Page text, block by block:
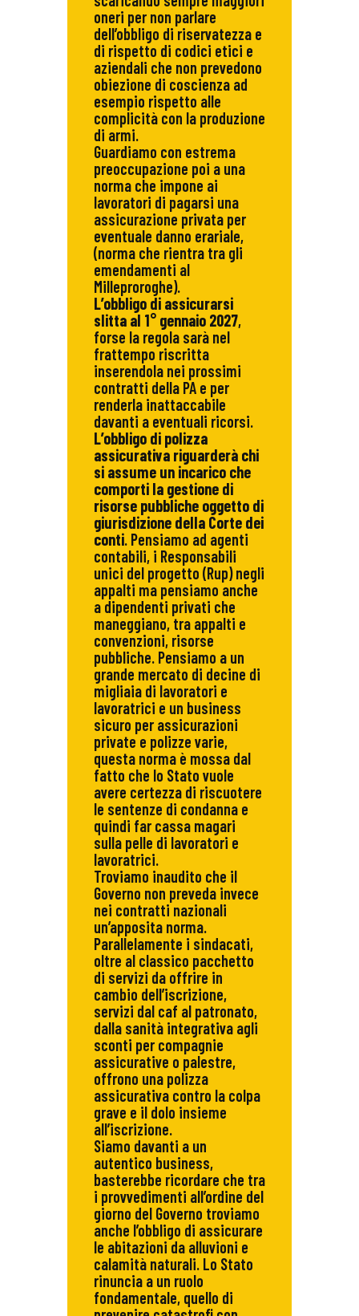
oneri per non parlare
dell’obbligo di riservatezza e
di rispetto di codici etici e
aziendali che non prevedono
obiezione di coscienza ad
esempio rispetto alle
complicità con la produzione
di armi.
Guardiamo con estrema
preoccupazione poi a una
norma che impone ai
lavoratori di pagarsi una
assicurazione privata per
eventuale danno erariale,
(norma che rientra tra gli
emendamenti al
Milleproroghe).
L’obbligo di assicurarsi
slitta al 1° gennaio 2027,
forse la regola sarà nel
frattempo riscritta
inserendola nei prossimi
contratti della PA e per
renderla inattaccabile
davanti a eventuali ricorsi.
L’obbligo di polizza
assicurativa riguarderà chi
si assume un incarico che
comporti la gestione di
risorse pubbliche oggetto di
giurisdizione della Corte dei
conti. Pensiamo ad agenti
contabili, i Responsabili
unici del progetto (Rup) negli
appalti ma pensiamo anche
a dipendenti privati che
maneggiano, tra appalti e
convenzioni, risorse
pubbliche. Pensiamo a un
grande mercato di decine di
migliaia di lavoratori e
lavoratrici e un business
sicuro per assicurazioni
private e polizze varie,
questa norma è mossa dal
fatto che lo Stato vuole
avere certezza di riscuotere
le sentenze di condanna e
quindi far cassa magari
sulla pelle di lavoratori e
lavoratrici.
Troviamo inaudito che il
Governo non preveda invece
nei contratti nazionali
un’apposita norma.
Parallelamente i sindacati,
oltre al classico pacchetto
di servizi da offrire in
cambio dell’iscrizione,
servizi dal caf al patronato,
dalla sanità integrativa agli
sconti per compagnie
assicurative o palestre,
offrono una polizza
assicurativa contro la colpa
grave e il dolo insieme
all’iscrizione.
Siamo davanti a un
autentico business,
basterebbe ricordare che tra
i provvedimenti all’ordine del
giorno del Governo troviamo
anche l’obbligo di assicurare
le abitazioni da alluvioni e
calamità naturali. Lo Stato
rinuncia a un ruolo
fondamentale, quello di